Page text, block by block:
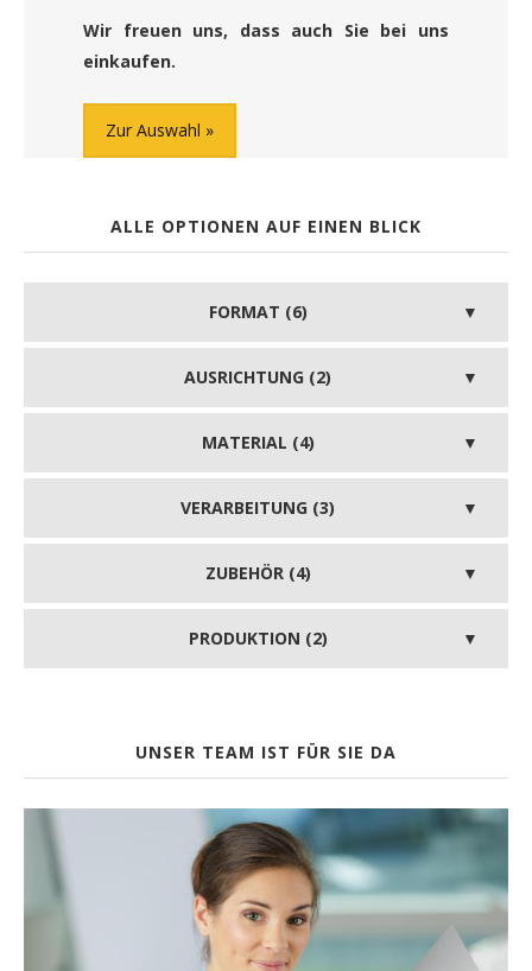
Wir freuen uns, dass auch Sie bei uns
einkaufen.
Zur Auswahl
ALLE OPTIONEN AUF EINEN BLICK
FORMAT (6)
AUSRICHTUNG (2)
MATERIAL (4)
VERARBEITUNG (3)
ZUBEHÖR (4)
PRODUKTION (2)
UNSER TEAM IST FÜR SIE DA